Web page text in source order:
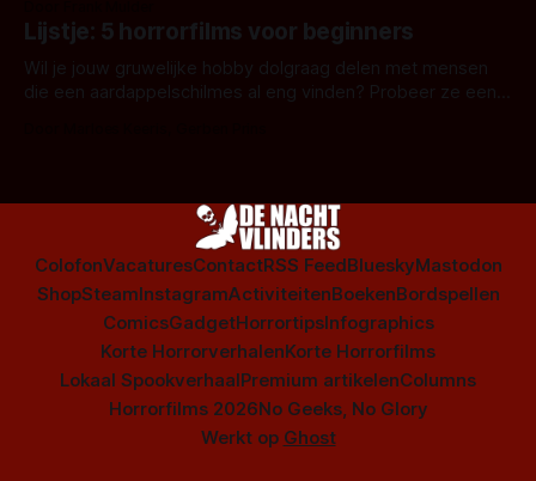
Amsterdamned of The Johnsons. Maar Nederlandse horror
is niet beperkt tot films. Hier een aantal Nederlandse tv-
series uit het duistere of horrorgenre. Als
Lijstje: 5 horrorfilms voor beginners
Wil je jouw gruwelijke hobby dolgraag delen met mensen
die een aardappelschilmes al eng vinden? Probeer ze eens
ColofonVacaturesContactRSS FeedBlueskyMastodon
ShopSteamInstagramActiviteitenBoekenBordspellen
ComicsGadgetHorrortipsInfographics
Korte HorrorverhalenKorte Horrorfilms
Lokaal SpookverhaalPremium artikelenColumns
Horrorfilms 2026No Geeks, No Glory
Werkt op Ghost